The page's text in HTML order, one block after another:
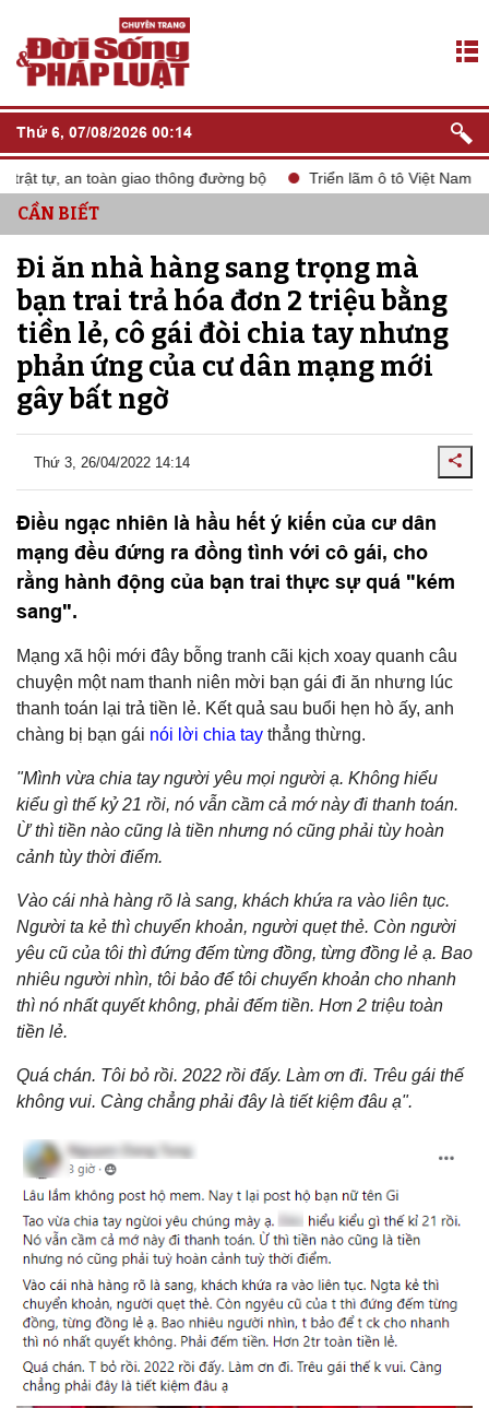
Thứ 6, 07/08/2026 00:14
tự, an toàn giao thông đường bộ Triển lãm ô tô Việt Nam VMS
CẦN BIẾT
Đi ăn nhà hàng sang trọng mà
bạn trai trả hóa đơn 2 triệu bằng
tiền lẻ, cô gái đòi chia tay nhưng
phản ứng của cư dân mạng mới
gây bất ngờ
Thứ 3, 26/04/2022 14:14
Điều ngạc nhiên là hầu hết ý kiến của cư dân
mạng đều đứng ra đồng tình với cô gái, cho
rằng hành động của bạn trai thực sự quá "kém
sang".
Mạng xã hội mới đây bỗng tranh cãi kịch xoay quanh câu
chuyện một nam thanh niên mời bạn gái đi ăn nhưng lúc
thanh toán lại trả tiền lẻ. Kết quả sau buổi hẹn hò ấy, anh
chàng bị bạn gái nói lời chia tay thẳng thừng.
"Mình vừa chia tay người yêu mọi người ạ. Không hiểu
kiểu gì thế kỷ 21 rồi, nó vẫn cầm cả mớ này đi thanh toán.
Ừ thì tiền nào cũng là tiền nhưng nó cũng phải tùy hoàn
cảnh tùy thời điểm.
Vào cái nhà hàng rõ là sang, khách khứa ra vào liên tục.
Người ta kẻ thì chuyển khoản, người quẹt thẻ. Còn người
yêu cũ của tôi thì đứng đếm từng đồng, từng đồng lẻ ạ. Bao
nhiêu người nhìn, tôi bảo để tôi chuyển khoản cho nhanh
thì nó nhất quyết không, phải đếm tiền. Hơn 2 triệu toàn
tiền lẻ.
Quá chán. Tôi bỏ rồi. 2022 rồi đấy. Làm ơn đi. Trêu gái thế
không vui. Càng chẳng phải đây là tiết kiệm đâu ạ".